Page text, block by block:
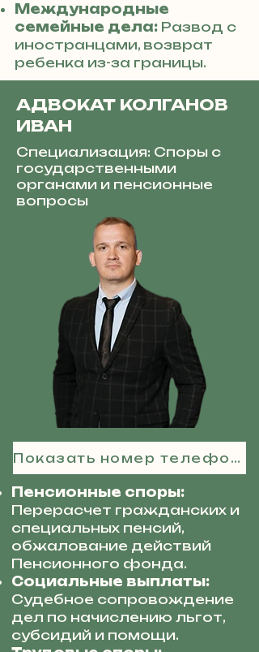
Международные
семейные дела: Развод с
иностранцами, возврат
ребенка из-за границы.
АДВОКАТ КОЛГАНОВ
ИВАН
Специализация: Споры с
государственными
органами и пенсионные
вопросы
Показать номер телефона
Пенсионные споры:
Перерасчет гражданских и
специальных пенсий,
обжалование действий
Пенсионного фонда.
Социальные выплаты:
Судебное сопровождение
дел по начислению льгот,
субсидий и помощи.